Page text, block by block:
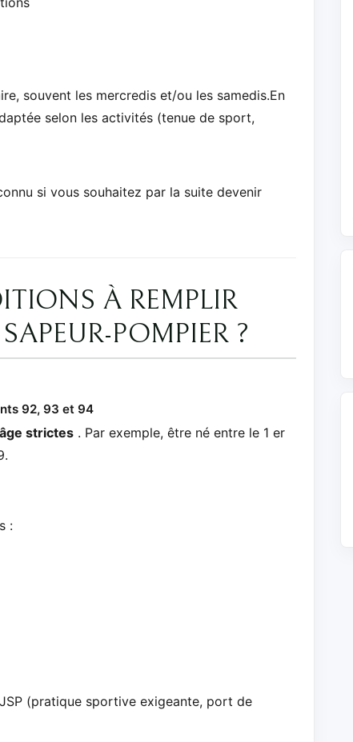
souvent les mercredis et/ou les samedis.En
selon les activités (tenue de sport,
si vous souhaitez par la suite devenir
À REMPLIR
POMPIER ?
92, 93 et 94
strictes. Par exemple, être né entre le 1 er
:
(pratique sportive exigeante, port de